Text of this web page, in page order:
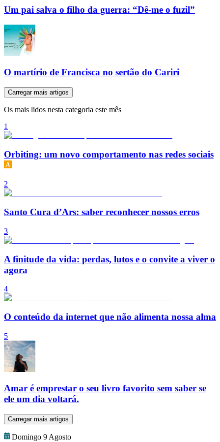
Um pai salva o filho da guerra: “Dê-me o fuzil”
O martírio de Francisca no sertão do Cariri
Carregar mais artigos
Os mais lidos nesta categoria este mês
1
Orbiting: um novo comportamento nas redes sociais
2
Santo Cura d’Ars: saber reconhecer nossos erros
3
A finitude da vida: perdas, lutos e o convite a viver o
agora
4
O conteúdo da internet que não alimenta nossa alma
5
Amar é emprestar o seu livro favorito sem saber se
ele um dia voltará.
Carregar mais artigos
Domingo 9 Agosto